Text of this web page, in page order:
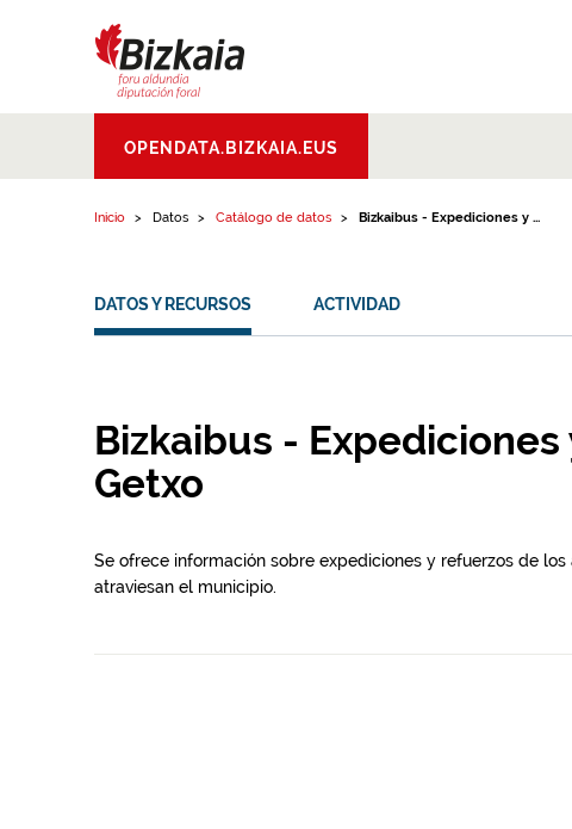
Aldundia.Diputacion
Foral de Bizkaia
OPENDATA.BIZKAIA.EUS
Inicio Datos Catálogo de datos Bizkaibus - Expediciones y ...
DATOS Y RECURSOS ACTIVIDAD
Bizkaibus - Expediciones
Getxo
Se ofrece información sobre expediciones y refuerzos de
atraviesan el municipio.